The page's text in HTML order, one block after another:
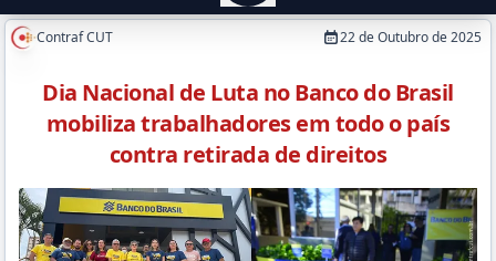
Contraf CUT 22 de Outubro de 2025
Dia Nacional de Luta no Banco do Brasil
mobiliza trabalhadores em todo o país
contra retirada de direitos